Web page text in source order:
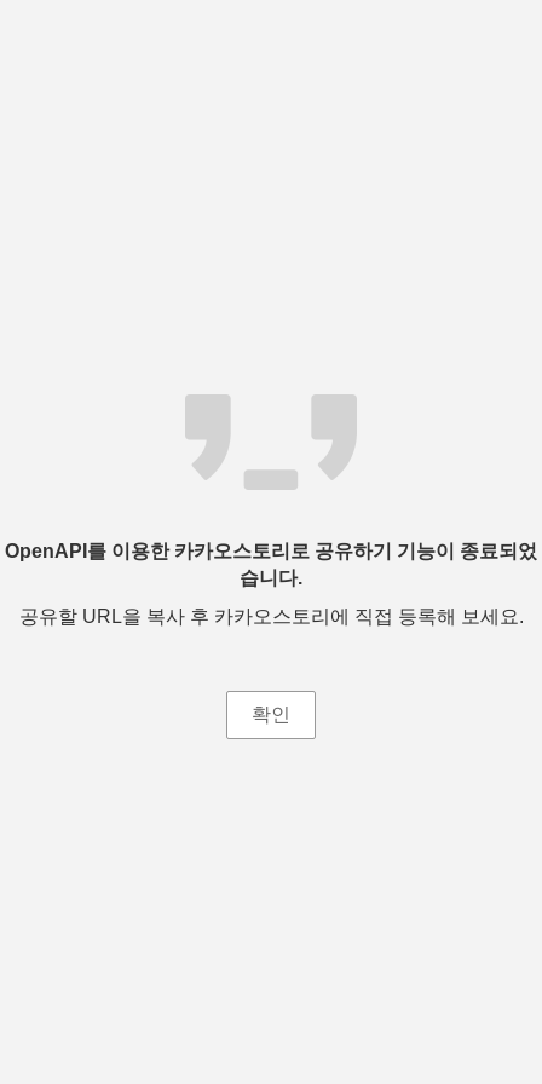
OpenAPI를 이용한 카카오스토리로 공유하기 기능이 종료되었
습니다.
공유할 URL을 복사 후 카카오스토리에 직접 등록해 보세요.
확인